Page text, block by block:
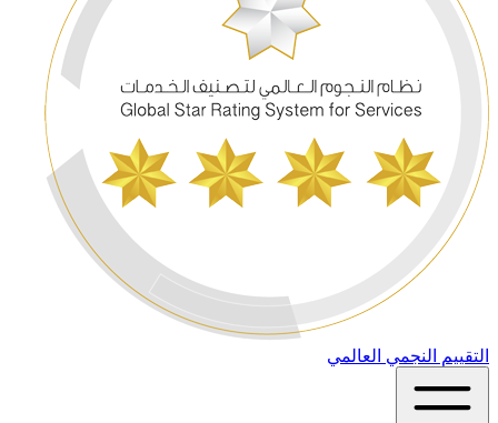
التقييم النجمي العالمي